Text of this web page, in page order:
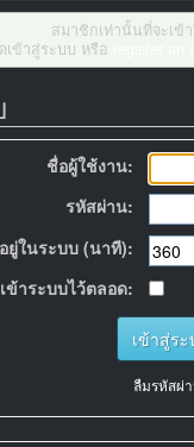
สมาชิกเท่านั้นที่จะเข้
เข้าสู่ระบบ หรือ
ชื่อผู้ใช้งาน:
รหัสผ่าน:
ยู่ในระบบ (นาที):
ข้าระบบไว้ตลอด:
ลืมรหัสผ่